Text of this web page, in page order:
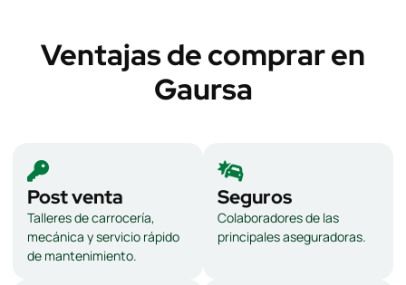
Ventajas de comprar en
Gaursa
Post venta
Talleres de carrocería,
mecánica y servicio rápido
de mantenimiento.
Seguros
Colaboradores de las
principales aseguradoras.